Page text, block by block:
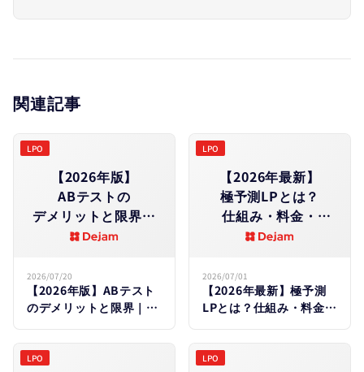
関連記事
【2026年版】
ABテストの​
デメリットと​限界​｜
やめと​
失敗原因を​徹底解説
LPO
2026/07/20
【2026年版】ABテスト
のデメリットと限界｜や
【2026年最新】
極予測LPとは？​
仕組み・料金・
効果を​徹底解説｜
LeanGoコンサルと
の​違いも​比較
LPO
2026/07/01
【2026年最新】極予測
LPとは？仕組み・料金・
ルとの違いも比較
LPO LPO